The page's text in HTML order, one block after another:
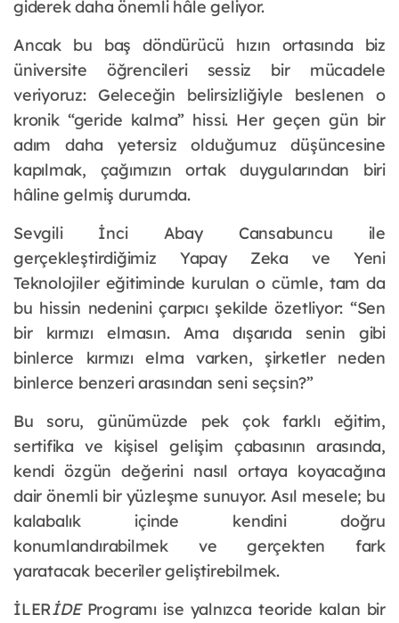
giderek daha önemli hâle geliyor.
Ancak bu baş döndürücü hızın ortasında biz
üniversite öğrencileri sessiz bir mücadele
veriyoruz: Geleceğin belirsizliğiyle beslenen o
kronik “geride kalma” hissi. Her geçen gün bir
adım daha yetersiz olduğumuz düşüncesine
kapılmak, çağımızın ortak duygularından biri
hâline gelmiş durumda.
Sevgili İnci Abay Cansabuncu ile
gerçekleştirdiğimiz Yapay Zeka ve Yeni
Teknolojiler eğitiminde kurulan o cümle, tam da
bu hissin nedenini çarpıcı şekilde özetliyor: “Sen
bir kırmızı elmasın. Ama dışarıda senin gibi
binlerce kırmızı elma varken, şirketler neden
binlerce benzeri arasından seni seçsin?”
Bu soru, günümüzde pek çok farklı eğitim,
sertifika ve kişisel gelişim çabasının arasında,
kendi özgün değerini nasıl ortaya koyacağına
dair önemli bir yüzleşme sunuyor. Asıl mesele; bu
kalabalık içinde kendini doğru
konumlandırabilmek ve gerçekten fark
yaratacak beceriler geliştirebilmek.
İLERİDEProgramı ise yalnızca teoride kalan bir